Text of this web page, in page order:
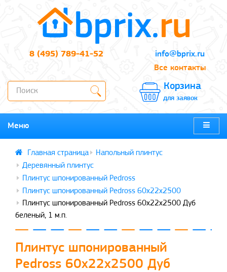
8 (495) 789-41-52
info@bprix.ru
Все контакты
Корзина
для заявок
Меню
Напольный плинтус
Деревянный плинтус
Плинтус шпонированный Pedross
Плинтус шпонированный Pedross 60x22x2500
Плинтус шпонированный Pedross 60x22x2500 Дуб
беленый, 1 м.п.
Плинтус шпонированный
Pedross 60x22x2500 Дуб